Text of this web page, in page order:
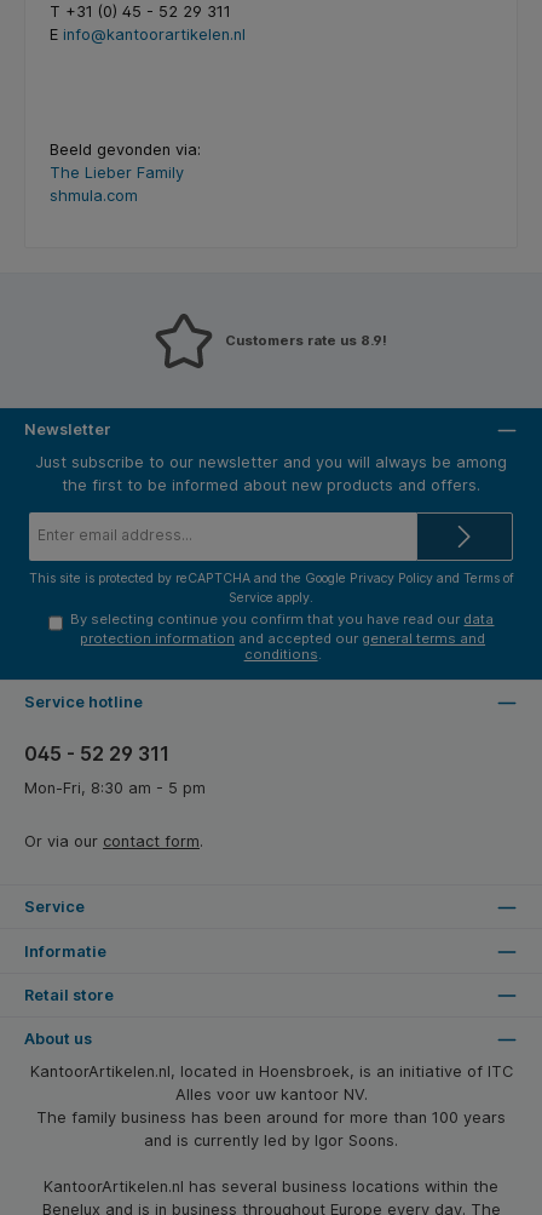
T +31 (0) 45 - 52 29 311
E info@kantoorartikelen.nl
Beeld gevonden via:
The Lieber Family
shmula.com
Customers rate us 8.9!
Newsletter
Just subscribe to our newsletter and you will always be among
the first to be informed about new products and offers.
This site is protected by reCAPTCHA and the Google Privacy Policyand Terms of
Service apply.
By selecting continue you confirm that you have read our data
protection information and accepted our general terms and
conditions.
Service hotline
045 - 52 29 311
Mon-Fri, 8:30 am - 5 pm
Or via our contact form.
Service
Informatie
Retail store
About us
KantoorArtikelen.nl, located in Hoensbroek, is an initiative of ITC
Alles voor uw kantoor NV.
The family business has been around for more than 100 years
and is currently led by Igor Soons.
KantoorArtikelen.nl has several business locations within the
Benelux and is in business throughout Europe every day. The